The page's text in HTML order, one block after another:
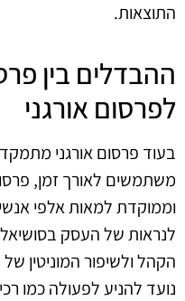
התוצאות.
ההבדלים בין
לפרסום אורגני
בעוד פרסום אורגני
משתמשים לאורך זמן,
וממוקדת למאות אלפי
לנראות של העסק בסושיאל
הקהל ולשיפור המוניטין
נועד להניע לפעולה כמו